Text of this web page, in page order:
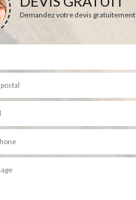
Demandez votre devis gratuitement